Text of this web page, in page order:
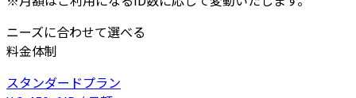
ニーズに合わせて選べる
料金体制
スタンダードプラン